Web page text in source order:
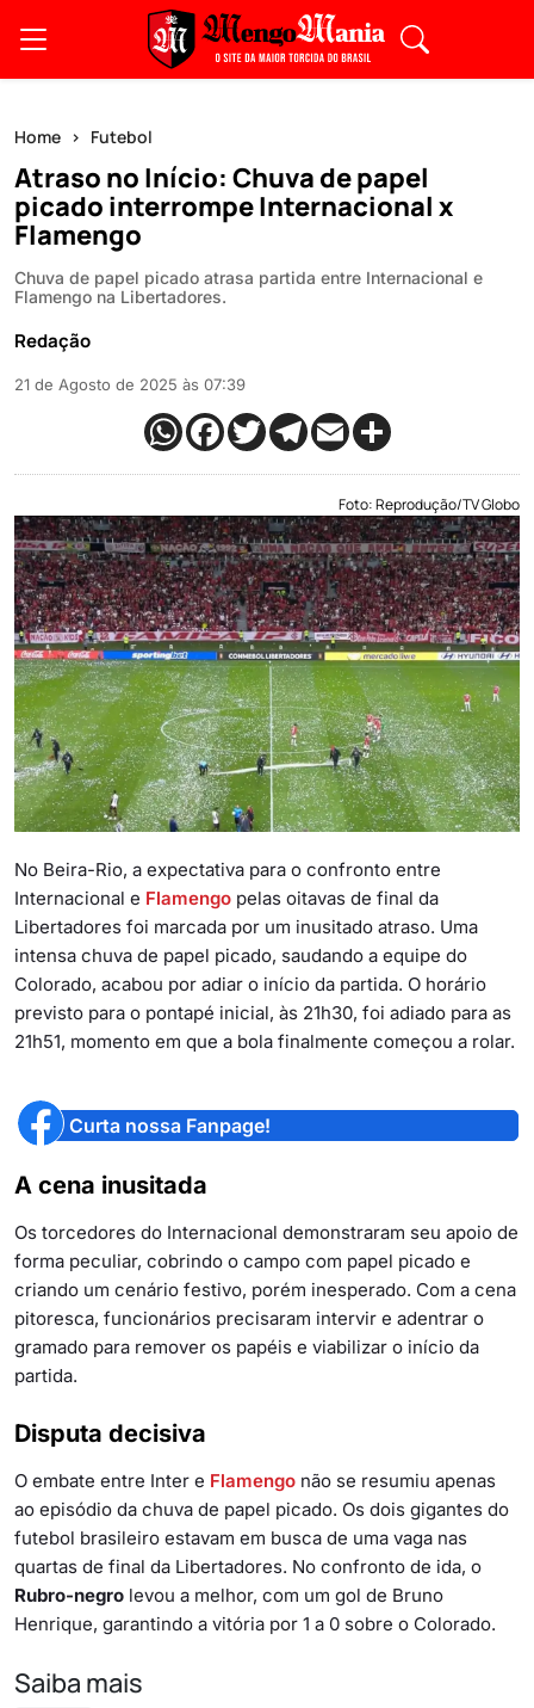
Home Futebol
Atraso no Início: Chuva de papel
picado interrompe Internacional x
Flamengo
Chuva de papel picado atrasa partida entre Internacional e
Flamengo na Libertadores.
Redação
21 de Agosto de 2025 às 07:39
Foto: Reprodução/TV Globo
No Beira-Rio, a expectativa para o confronto entre
Internacional e Flamengo pelas oitavas de final da
Libertadores foi marcada por um inusitado atraso. Uma
intensa chuva de papel picado, saudando a equipe do
Colorado, acabou por adiar o início da partida. O horário
previsto para o pontapé inicial, às 21h30, foi adiado para as
21h51, momento em que a bola finalmente começou a rolar.
Curta nossa Fanpage!
A cena inusitada
Os torcedores do Internacional demonstraram seu apoio de
forma peculiar, cobrindo o campo com papel picado e
criando um cenário festivo, porém inesperado. Com a cena
pitoresca, funcionários precisaram intervir e adentrar o
gramado para remover os papéis e viabilizar o início da
partida.
Disputa decisiva
O embate entre Inter e Flamengo não se resumiu apenas
ao episódio da chuva de papel picado. Os dois gigantes do
futebol brasileiro estavam em busca de uma vaga nas
quartas de final da Libertadores. No confronto de ida, o
Rubro-negro levou a melhor, com um gol de Bruno
Henrique, garantindo a vitória por 1 a 0 sobre o Colorado.
Saiba mais